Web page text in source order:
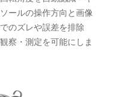
ールの操作方向と画像
のズレや誤差を排除
察・測定を可能にしま